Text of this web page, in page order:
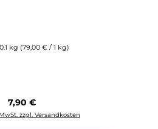
0.1 kg (79,00 € / 1 kg)
Regulärer Preis:
7,90 €
zzgl. Versandkosten